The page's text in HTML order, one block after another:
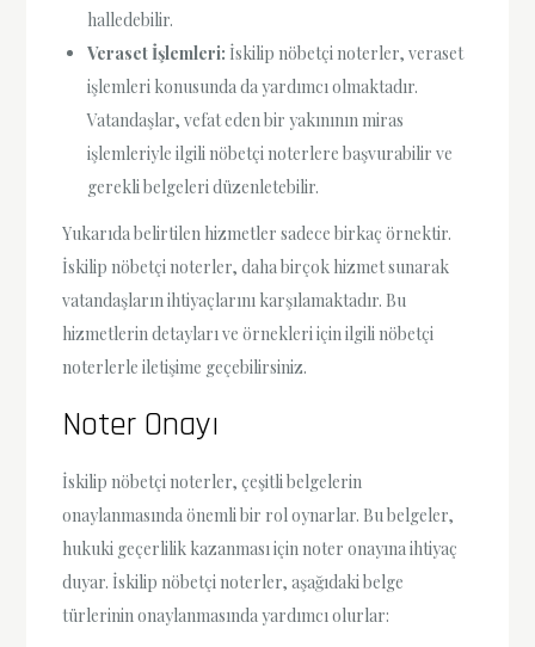
halledebilir.
Veraset İşlemleri: İskilip nöbetçi noterler, veraset
işlemleri konusunda da yardımcı olmaktadır.
Vatandaşlar, vefat eden bir yakınının miras
işlemleriyle ilgili nöbetçi noterlere başvurabilir ve
gerekli belgeleri düzenletebilir.
Yukarıda belirtilen hizmetler sadece birkaç örnektir.
İskilip nöbetçi noterler, daha birçok hizmet sunarak
vatandaşların ihtiyaçlarını karşılamaktadır. Bu
hizmetlerin detayları ve örnekleri için ilgili nöbetçi
noterlerle iletişime geçebilirsiniz.
Noter Onayı
İskilip nöbetçi noterler, çeşitli belgelerin
onaylanmasında önemli bir rol oynarlar. Bu belgeler,
hukuki geçerlilik kazanması için noter onayına ihtiyaç
duyar. İskilip nöbetçi noterler, aşağıdaki belge
türlerinin onaylanmasında yardımcı olurlar: